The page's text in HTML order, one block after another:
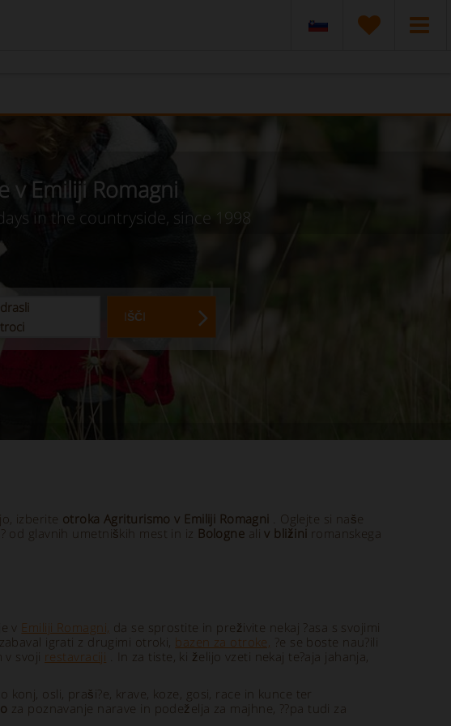
v Emiliji Romagni
in the countryside, since 1998
IŠČI
izberite otroka Agriturismo v Emiliji Romagni . Oglejte si naše
od glavnih umetniških mest in iz Bologne aliv bližini romanskega
v Emiliji Romagni, da se sprostite in preživite nekaj ?asa s svojimi
igrati z drugimi otroki, bazen za otroke, ?e se boste nau?ili
v svoji restavraciji . In za tiste, ki želijo vzeti nekaj te?aja jahanja,
konj, osli, praši?e, krave, koze, gosi, race in kunce ter
za poznavanje narave in podeželja za majhne, ??pa tudi za